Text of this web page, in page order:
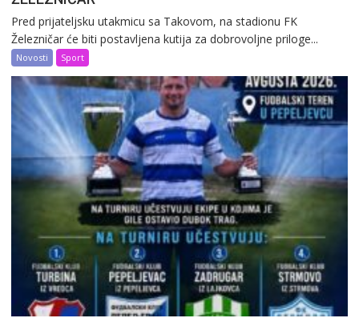
Pred prijateljsku utakmicu sa Takovom, na stadionu FK
Železničar će biti postavljena kutija za dobrovoljne priloge...
Novosti Sport